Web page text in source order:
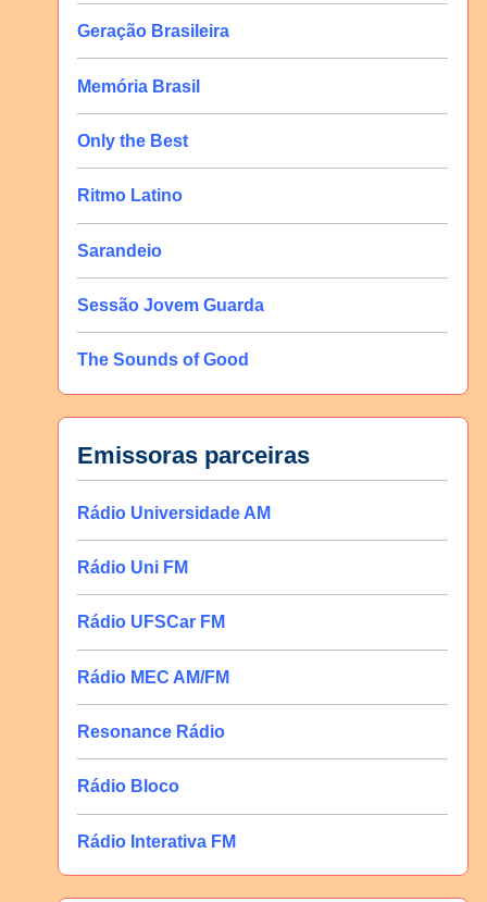
Geração Brasileira
Memória Brasil
Only the Best
Ritmo Latino
Sarandeio
Sessão Jovem Guarda
The Sounds of Good
Emissoras parceiras
Rádio Universidade AM
Rádio Uni FM
Rádio UFSCar FM
Rádio MEC AM/FM
Resonance Rádio
Rádio Bloco
Rádio Interativa FM